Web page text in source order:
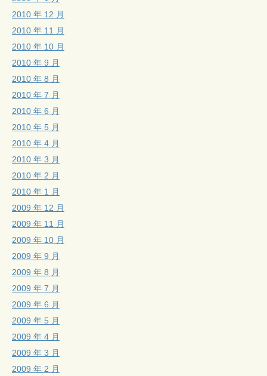
2010 年 12 月
2010 年 11 月
2010 年 10 月
2010 年 9 月
2010 年 8 月
2010 年 7 月
2010 年 6 月
2010 年 5 月
2010 年 4 月
2010 年 3 月
2010 年 2 月
2010 年 1 月
2009 年 12 月
2009 年 11 月
2009 年 10 月
2009 年 9 月
2009 年 8 月
2009 年 7 月
2009 年 6 月
2009 年 5 月
2009 年 4 月
2009 年 3 月
2009 年 2 月